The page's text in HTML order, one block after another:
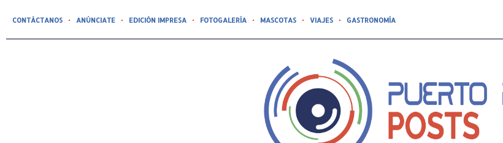
CONTÁCTANOS ANÚNCIATE EDICIÓN IMPRESA FOTOGALERÍA MASCOTAS VIAJES GASTRONOMÍA